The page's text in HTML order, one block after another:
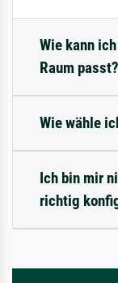
Wie kann
Raum passt?
Wie wähle
Ich bin mir
richtig